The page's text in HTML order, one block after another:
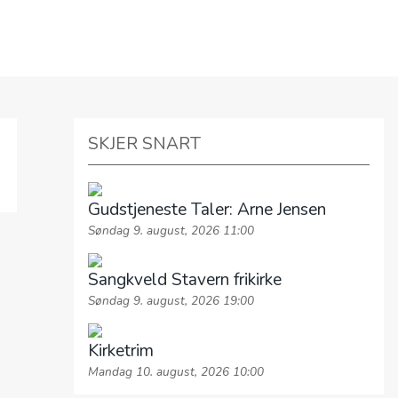
SKJER SNART
Gudstjeneste Taler: Arne Jensen
Søndag 9. august, 2026 11:00
Sangkveld Stavern frikirke
Søndag 9. august, 2026 19:00
Kirketrim
Mandag 10. august, 2026 10:00